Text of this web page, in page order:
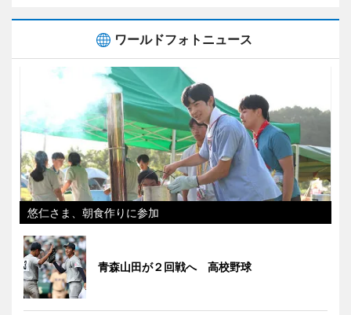
ワールドフォトニュース
悠仁さま、朝食作りに参加
青森山田が２回戦へ 高校野球